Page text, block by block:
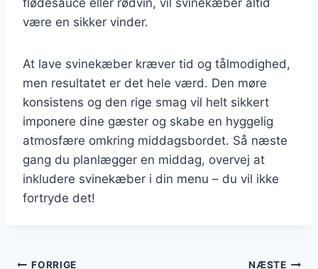
være en sikker vinder.
At lave svinekæber kræver tid og tålmodighed,
men resultatet er det hele værd. Den møre
konsistens og den rige smag vil helt sikkert
imponere dine gæster og skabe en hyggelig
atmosfære omkring middagsbordet. Så næste
gang du planlægger en middag, overvej at
inkludere svinekæber i din menu – du vil ikke
fortryde det!
FORRIGE NÆSTE